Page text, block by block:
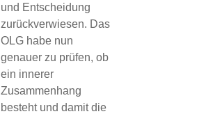
und Entscheidung
zurückverwiesen. Das
OLG habe nun
genauer zu prüfen, ob
ein innerer
Zusammenhang
besteht und damit die